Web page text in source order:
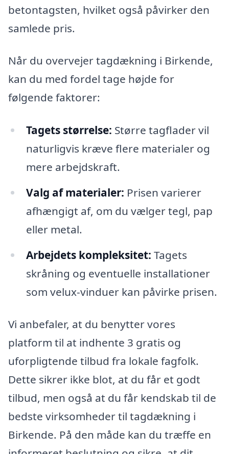
betontagsten, hvilket også påvirker den
samlede pris.
Når du overvejer tagdækning i Birkende,
kan du med fordel tage højde for
følgende faktorer:
Tagets størrelse: Større tagflader vil
naturligvis kræve flere materialer og
mere arbejdskraft.
Valg af materialer: Prisen varierer
afhængigt af, om du vælger tegl, pap
eller metal.
Arbejdets kompleksitet: Tagets
skråning og eventuelle installationer
som velux-vinduer kan påvirke prisen.
Vi anbefaler, at du benytter vores
platform til at indhente 3 gratis og
uforpligtende tilbud fra lokale fagfolk.
Dette sikrer ikke blot, at du får et godt
tilbud, men også at du får kendskab til de
bedste virksomheder til tagdækning i
Birkende. På den måde kan du træffe en